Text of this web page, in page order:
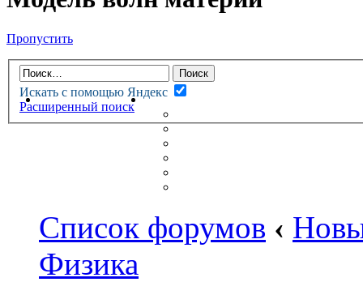
Пропустить
Искать с помощью Яндекс
Расширенный поиск
НОВАЯ ТЕОРИЯФОРУМ
НЕПРОЧИТАННЫЕ
Список форумов ‹
Физика